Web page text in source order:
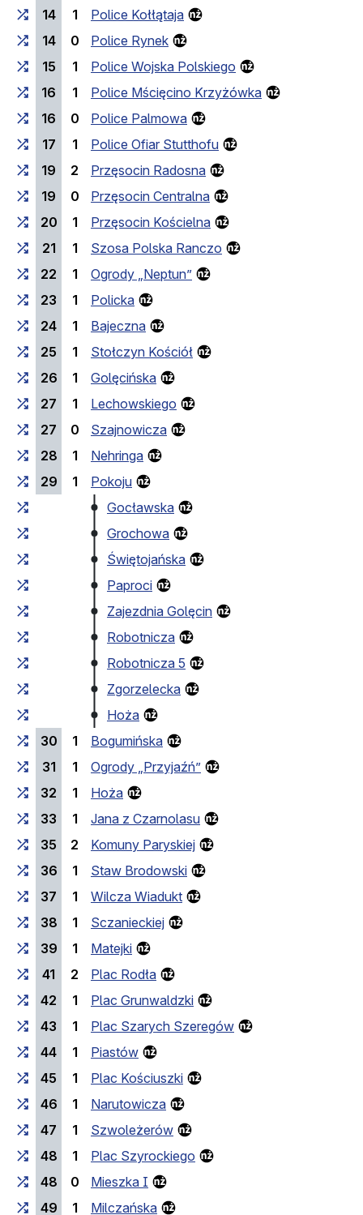
14 1
Police Kołłątaja
14
0
Police Rynek
15
1
Police Wojska Polskiego
16
1
Police Mścięcino Krzyżówka
16
0
Police Palmowa
17
1
Police Ofiar Stutthofu
19
2
Przęsocin Radosna
19
0
Przęsocin Centralna
20
1
Przęsocin Kościelna
21
1
Szosa Polska Ranczo
22
1
Ogrody „Neptun”
23
1
Policka
24
1
Bajeczna
25
1
Stołczyn Kościół
26
1
Golęcińska
27
1
Lechowskiego
27
0
Szajnowicza
28
1
Nehringa
29
1
Pokoju
Gocławska
Grochowa
Świętojańska
Paproci
Zajezdnia Golęcin
Robotnicza
Robotnicza 5
Zgorzelecka
Hoża
30
1
Bogumińska
31
1
Ogrody „Przyjaźń”
32
1
Hoża
33
1
Jana z Czarnolasu
35
2
Komuny Paryskiej
36
1
Staw Brodowski
37
1
Wilcza Wiadukt
38
1
Sczanieckiej
39
1
Matejki
41
2
Plac Rodła
42
1
Plac Grunwaldzki
43
1
Plac Szarych Szeregów
44
1
Piastów
45
1
Plac Kościuszki
46
1
Narutowicza
47
1
Szwoleżerów
48
1
Plac Szyrockiego
48
0
Mieszka I
49
1
Milczańska